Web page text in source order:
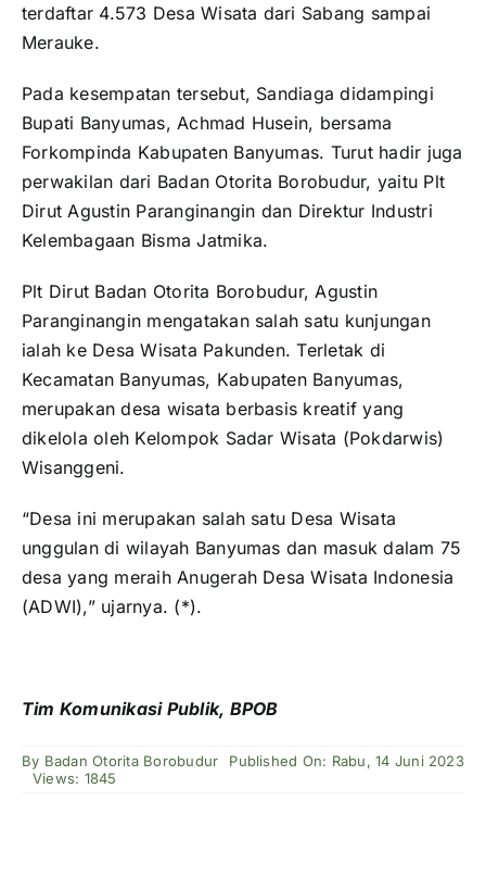
terdaftar 4.573 Desa Wisata dari Sabang sampai
Merauke.
Pada kesempatan tersebut, Sandiaga didampingi
Bupati Banyumas, Achmad Husein, bersama
Forkompinda Kabupaten Banyumas. Turut hadir juga
perwakilan dari Badan Otorita Borobudur, yaitu Plt
Dirut Agustin Paranginangin dan Direktur Industri
Kelembagaan Bisma Jatmika.
Plt Dirut Badan Otorita Borobudur, Agustin
Paranginangin mengatakan salah satu kunjungan
ialah ke Desa Wisata Pakunden. Terletak di
Kecamatan Banyumas, Kabupaten Banyumas,
merupakan desa wisata berbasis kreatif yang
dikelola oleh Kelompok Sadar Wisata (Pokdarwis)
Wisanggeni.
“Desa ini merupakan salah satu Desa Wisata
unggulan di wilayah Banyumas dan masuk dalam 75
desa yang meraih Anugerah Desa Wisata Indonesia
(ADWI),” ujarnya. (*).
Tim Komunikasi Publik, BPOB
By Badan Otorita Borobudur
Published On: Rabu, 14 Juni 2023
Views: 1845